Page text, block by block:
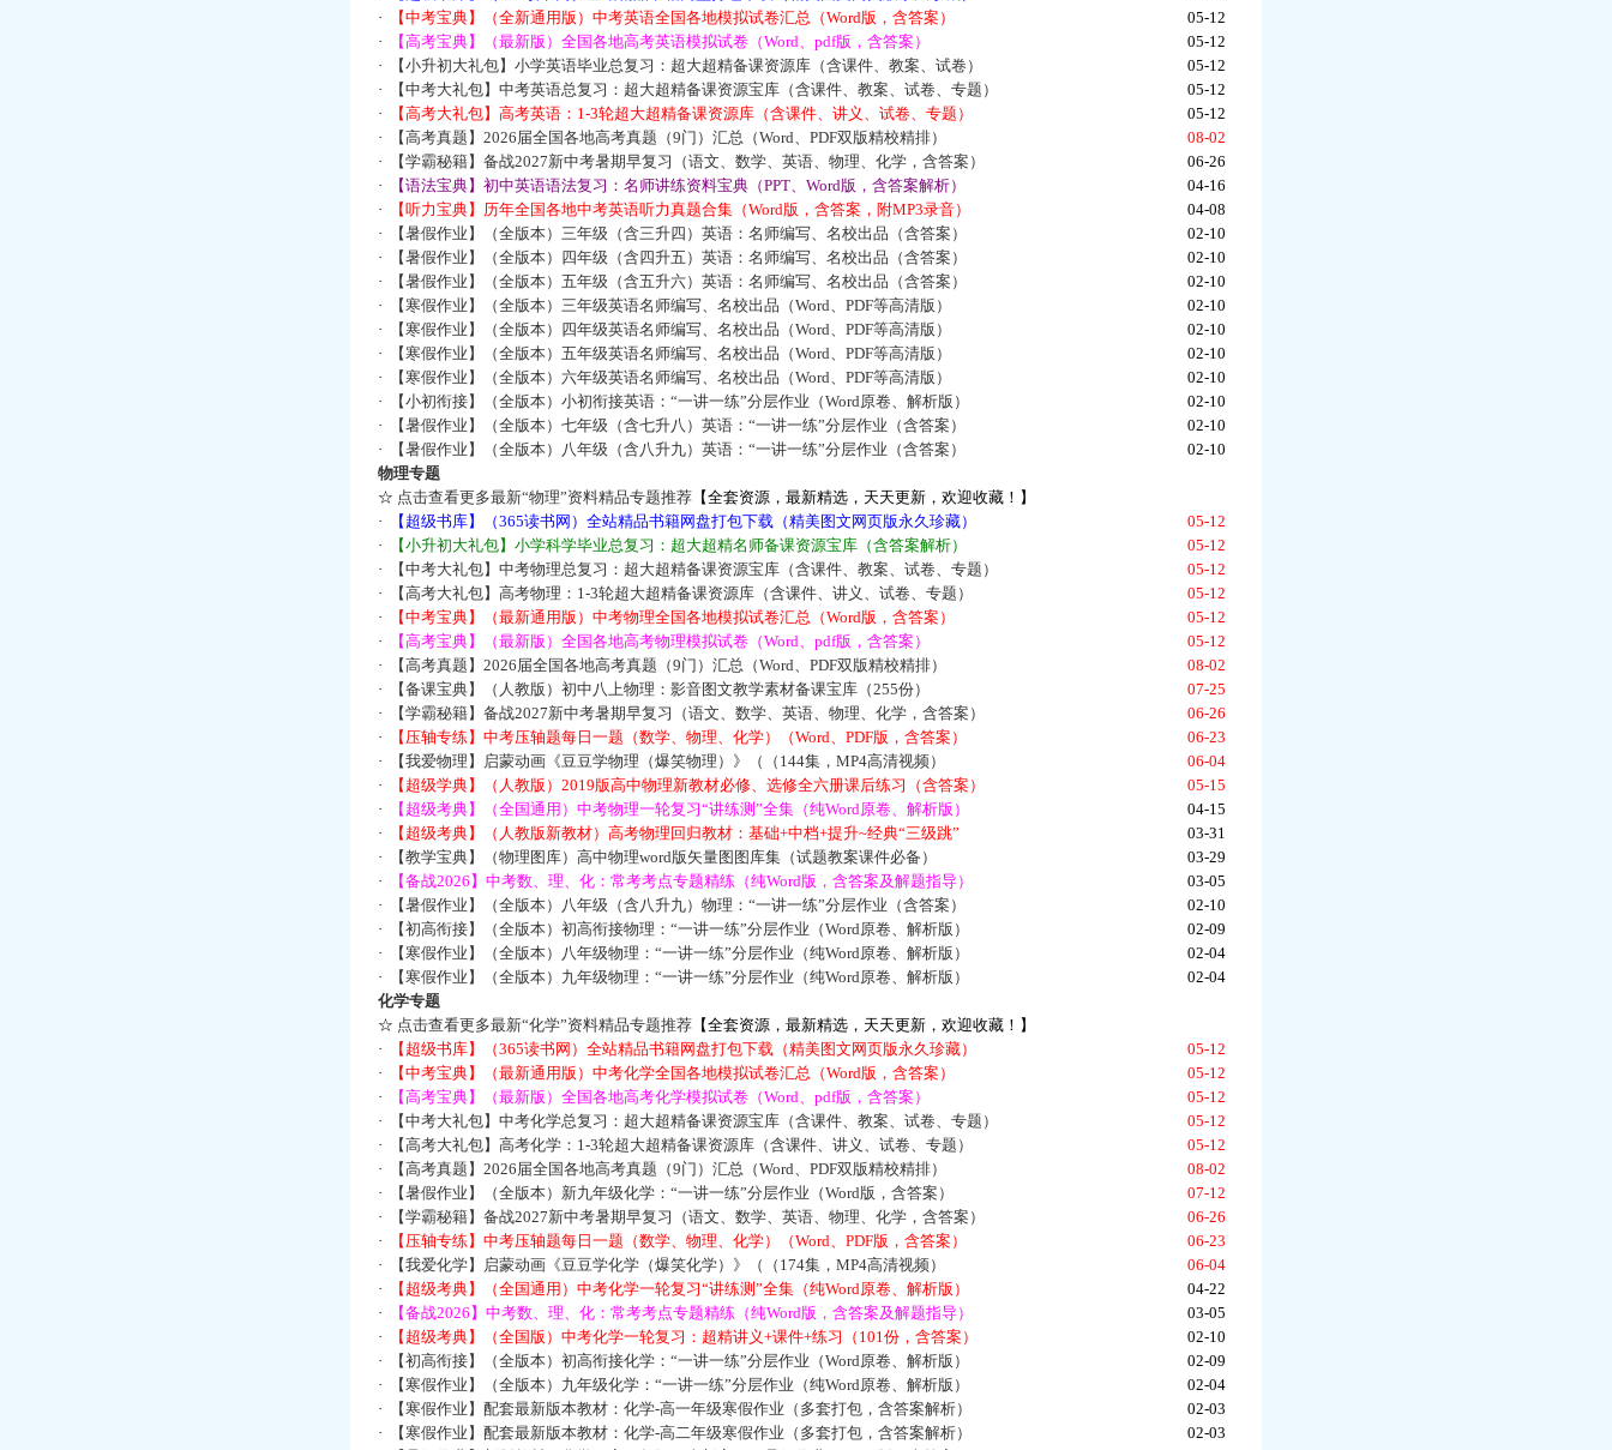
·
【中考宝典】（全新通用版）中考英语全国各地模拟试卷汇总（Word版，含答案）
05-12
·
【高考宝典】（最新版）全国各地高考英语模拟试卷（Word、pdf版，含答案）
05-12
·
【小升初大礼包】小学英语毕业总复习：超大超精备课资源库（含课件、教案、试卷）
05-12
·
【中考大礼包】中考英语总复习：超大超精备课资源宝库（含课件、教案、试卷、专题）
05-12
·
【高考大礼包】高考英语：1-3轮超大超精备课资源库（含课件、讲义、试卷、专题）
05-12
·
【高考真题】2026届全国各地高考真题（9门）汇总（Word、PDF双版精校精排）
08-02
·
【学霸秘籍】备战2027新中考暑期早复习（语文、数学、英语、物理、化学，含答案）
06-26
·
【语法宝典】初中英语语法复习：名师讲练资料宝典（PPT、Word版，含答案解析）
04-16
·
【听力宝典】历年全国各地中考英语听力真题合集（Word版，含答案，附MP3录音）
04-08
·
【暑假作业】（全版本）三年级（含三升四）英语：名师编写、名校出品（含答案）
02-10
·
【暑假作业】（全版本）四年级（含四升五）英语：名师编写、名校出品（含答案）
02-10
·
【暑假作业】（全版本）五年级（含五升六）英语：名师编写、名校出品（含答案）
02-10
·
【寒假作业】（全版本）三年级英语名师编写、名校出品（Word、PDF等高清版）
02-10
·
【寒假作业】（全版本）四年级英语名师编写、名校出品（Word、PDF等高清版）
02-10
·
【寒假作业】（全版本）五年级英语名师编写、名校出品（Word、PDF等高清版）
02-10
·
【寒假作业】（全版本）六年级英语名师编写、名校出品（Word、PDF等高清版）
02-10
·
【小初衔接】（全版本）小初衔接英语：“一讲一练”分层作业（Word原卷、解析版）
02-10
·
【暑假作业】（全版本）七年级（含七升八）英语：“一讲一练”分层作业（含答案）
02-10
·
【暑假作业】（全版本）八年级（含八升九）英语：“一讲一练”分层作业（含答案）
02-10
物理专题
☆ 点击查看更多最新“物理”资料精品专题推荐【全套资源，最新精选，天天更新，欢迎收藏！】
·
【超级书库】（365读书网）全站精品书籍网盘打包下载（精美图文网页版永久珍藏）
05-12
·
【小升初大礼包】小学科学毕业总复习：超大超精名师备课资源宝库（含答案解析）
05-12
·
【中考大礼包】中考物理总复习：超大超精备课资源宝库（含课件、教案、试卷、专题）
05-12
·
【高考大礼包】高考物理：1-3轮超大超精备课资源库（含课件、讲义、试卷、专题）
05-12
·
【中考宝典】（最新通用版）中考物理全国各地模拟试卷汇总（Word版，含答案）
05-12
·
【高考宝典】（最新版）全国各地高考物理模拟试卷（Word、pdf版，含答案）
05-12
·
【高考真题】2026届全国各地高考真题（9门）汇总（Word、PDF双版精校精排）
08-02
·
【备课宝典】（人教版）初中八上物理：影音图文教学素材备课宝库（255份）
07-25
·
【学霸秘籍】备战2027新中考暑期早复习（语文、数学、英语、物理、化学，含答案）
06-26
·
【压轴专练】中考压轴题每日一题（数学、物理、化学）（Word、PDF版，含答案）
06-23
·
【我爱物理】启蒙动画《豆豆学物理（爆笑物理）》（（144集，MP4高清视频）
06-04
·
【超级学典】（人教版）2019版高中物理新教材必修、选修全六册课后练习（含答案）
05-15
·
【超级考典】（全国通用）中考物理一轮复习“讲练测”全集（纯Word原卷、解析版）
04-15
·
【超级考典】（人教版新教材）高考物理回归教材：基础+中档+提升~经典“三级跳”
03-31
·
【教学宝典】（物理图库）高中物理word版矢量图图库集（试题教案课件必备）
03-29
·
【备战2026】中考数、理、化：常考考点专题精练（纯Word版，含答案及解题指导）
03-05
·
【暑假作业】（全版本）八年级（含八升九）物理：“一讲一练”分层作业（含答案）
02-10
·
【初高衔接】（全版本）初高衔接物理：“一讲一练”分层作业（Word原卷、解析版）
02-09
·
【寒假作业】（全版本）八年级物理：“一讲一练”分层作业（纯Word原卷、解析版）
02-04
·
【寒假作业】（全版本）九年级物理：“一讲一练”分层作业（纯Word原卷、解析版）
02-04
化学专题
☆ 点击查看更多最新“化学”资料精品专题推荐【全套资源，最新精选，天天更新，欢迎收藏！】
·
【超级书库】（365读书网）全站精品书籍网盘打包下载（精美图文网页版永久珍藏）
05-12
·
【中考宝典】（最新通用版）中考化学全国各地模拟试卷汇总（Word版，含答案）
05-12
·
【高考宝典】（最新版）全国各地高考化学模拟试卷（Word、pdf版，含答案）
05-12
·
【中考大礼包】中考化学总复习：超大超精备课资源宝库（含课件、教案、试卷、专题）
05-12
·
【高考大礼包】高考化学：1-3轮超大超精备课资源库（含课件、讲义、试卷、专题）
05-12
·
【高考真题】2026届全国各地高考真题（9门）汇总（Word、PDF双版精校精排）
08-02
·
【暑假作业】（全版本）新九年级化学：“一讲一练”分层作业（Word版，含答案）
07-12
·
【学霸秘籍】备战2027新中考暑期早复习（语文、数学、英语、物理、化学，含答案）
06-26
·
【压轴专练】中考压轴题每日一题（数学、物理、化学）（Word、PDF版，含答案）
06-23
·
【我爱化学】启蒙动画《豆豆学化学（爆笑化学）》（（174集，MP4高清视频）
06-04
·
【超级考典】（全国通用）中考化学一轮复习“讲练测”全集（纯Word原卷、解析版）
04-22
·
【备战2026】中考数、理、化：常考考点专题精练（纯Word版，含答案及解题指导）
03-05
·
【超级考典】（全国版）中考化学一轮复习：超精讲义+课件+练习（101份，含答案）
02-10
·
【初高衔接】（全版本）初高衔接化学：“一讲一练”分层作业（Word原卷、解析版）
02-09
·
【寒假作业】（全版本）九年级化学：“一讲一练”分层作业（纯Word原卷、解析版）
02-04
·
【寒假作业】配套最新版本教材：化学-高一年级寒假作业（多套打包，含答案解析）
02-03
·
【寒假作业】配套最新版本教材：化学-高二年级寒假作业（多套打包，含答案解析）
02-03